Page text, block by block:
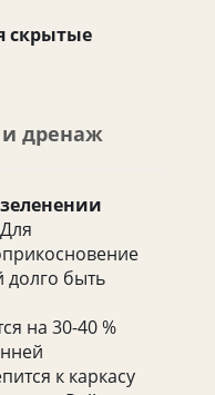
скрытые
дренаж
Для
долго быть
на 30-40 %
к каркасу